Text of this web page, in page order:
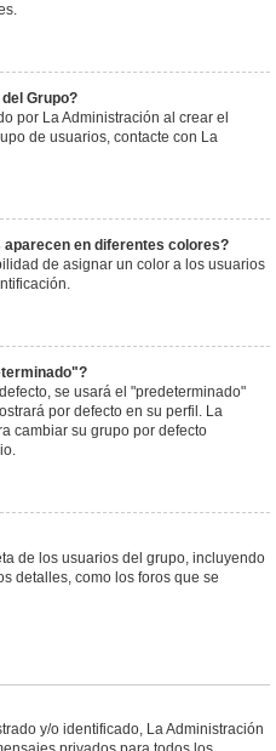
Grupo?
por La Administración al crear el
de usuarios, contacte con La
en diferentes colores?
de asignar un color a los usuarios
se usará el "predeterminado"
por defecto en su perfil. La
cambiar su grupo por defecto
de los usuarios del grupo, incluyendo
detalles, como los foros que se
y/o identificado, La Administración